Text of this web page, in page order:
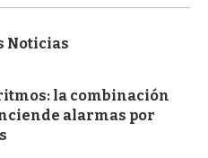
Noticias
la combinación
alarmas por